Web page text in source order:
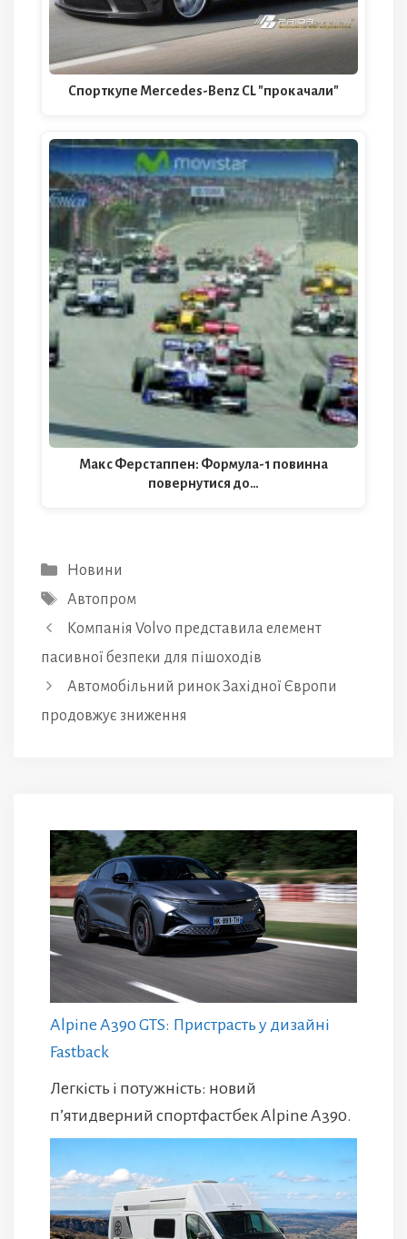
Спорткупе Mercedes-Benz CL "прокачали"
Макс Ферстаппен: Формула-1 повинна
повернутися до…
Категорії
Новини
Позначки
Автопром
Компанія Volvo представила елемент
пасивної безпеки для пішоходів
Автомобільний ринок Західної Європи
продовжує зниження
Alpine A390 GTS: Пристрасть у дизайні
Fastback
Легкість і потужність: новий
п’ятидверний спортфастбек Alpine A390.